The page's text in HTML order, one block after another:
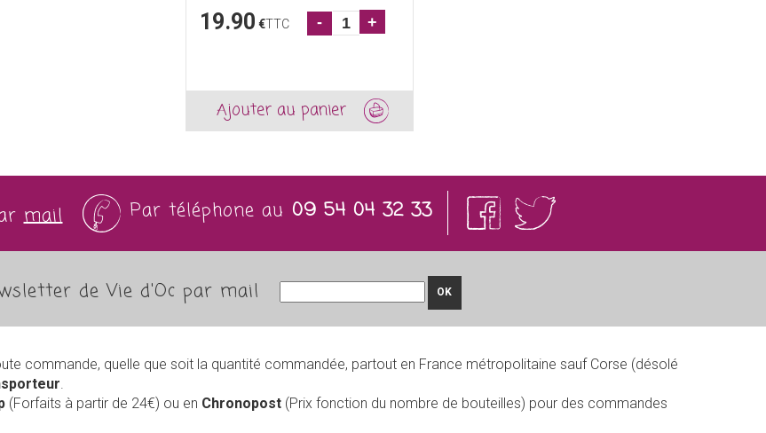
19.90 €TTC - +
Ajouter au panier
mail Par téléphone au 09 54 04 32 33
de Vie d'Oc par mail OK
commande, quelle que soit la quantité commandée, partout en France métropolitaine sauf Corse (désolé
.
(Forfaits à partir de 24€) ou en Chronopost (Prix fonction du nombre de bouteilles) pour des commandes